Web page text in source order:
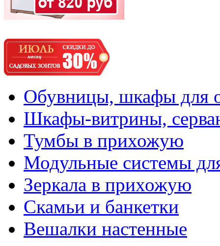
Обувницы, шкафы для
Шкафы-витрины,
Тумбы в прихожую
Модульные системы
Зеркала в прихожую
Скамьи и банкетки
Вешалки настенные